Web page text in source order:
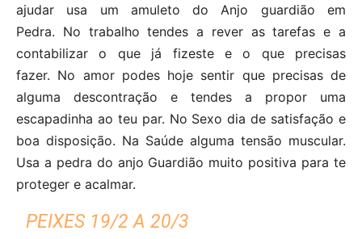
ajudar usa um amuleto do Anjo guardião em
Pedra. No trabalho tendes a rever as tarefas e a
contabilizar o que já fizeste e o que precisas
fazer. No amor podes hoje sentir que precisas de
alguma descontração e tendes a propor uma
escapadinha ao teu par. No Sexo dia de satisfação e
boa disposição. Na Saúde alguma tensão muscular.
Usa a pedra do anjo Guardião muito positiva para te
proteger e acalmar.
PEIXES 19/2 A 20/3